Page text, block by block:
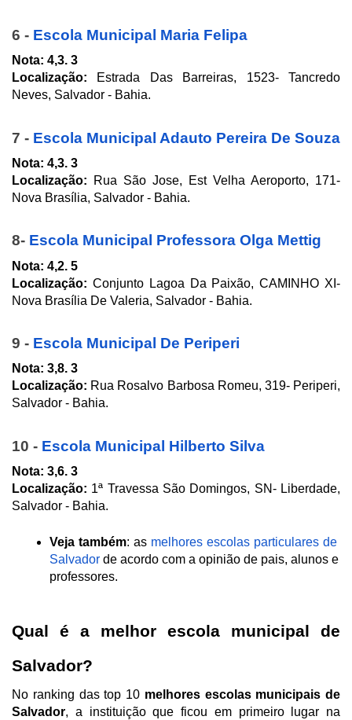
6 - Escola Municipal Maria Felipa
Nota: 4,3. 3
Localização: Estrada Das Barreiras, 1523- Tancredo
Neves, Salvador - Bahia.
7 - Escola Municipal Adauto Pereira De Souza
Nota: 4,3. 3
Localização:
Rua São Jose, Est Velha Aeroporto, 171-
Nova Brasília, Salvador - Bahia.
8- Escola Municipal Professora Olga Mettig
Nota: 4,2. 5
Localização: Conjunto Lagoa Da Paixão, CAMINHO XI-
Nova Brasília De Valeria, Salvador - Bahia.
9 - Escola Municipal De Periperi
Nota: 3,8. 3
Localização: Rua Rosalvo Barbosa Romeu, 319- Periperi,
Salvador - Bahia.
10 - Escola Municipal Hilberto Silva
Nota: 3,6. 3
Localização: 1ª Travessa São Domingos, SN- Liberdade,
Salvador - Bahia.
Veja também: as melhores escolas particulares de
Salvador de acordo com a opinião de pais, alunos e
professores.
Qual é a melhor escola municipal de
Salvador?
No ranking das top 10 melhores escolas municipais de
Salvador, a instituição que ficou em primeiro lugar na